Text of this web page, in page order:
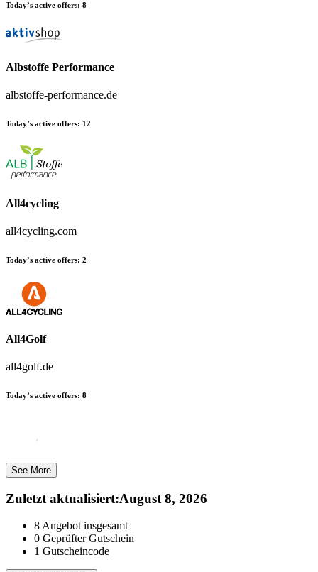
Today’s active offers: 8
Albstoffe Performance
albstoffe-performance.de
Today’s active offers: 12
All4cycling
all4cycling.com
Today’s active offers: 2
All4Golf
all4golf.de
Today’s active offers: 8
See More
Zuletzt aktualisiert:August 8, 2026
8Angebot insgesamt
0 Geprüfter Gutschein
1 Gutscheincode